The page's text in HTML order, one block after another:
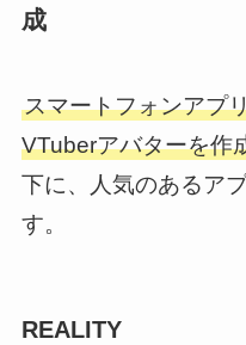
成
スマートフォンアプ
VTuberアバターを作
下に、人気のあるア
す。
REALITY